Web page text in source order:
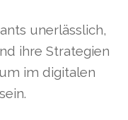
unerlässlich,
ihre Strategien
im digitalen